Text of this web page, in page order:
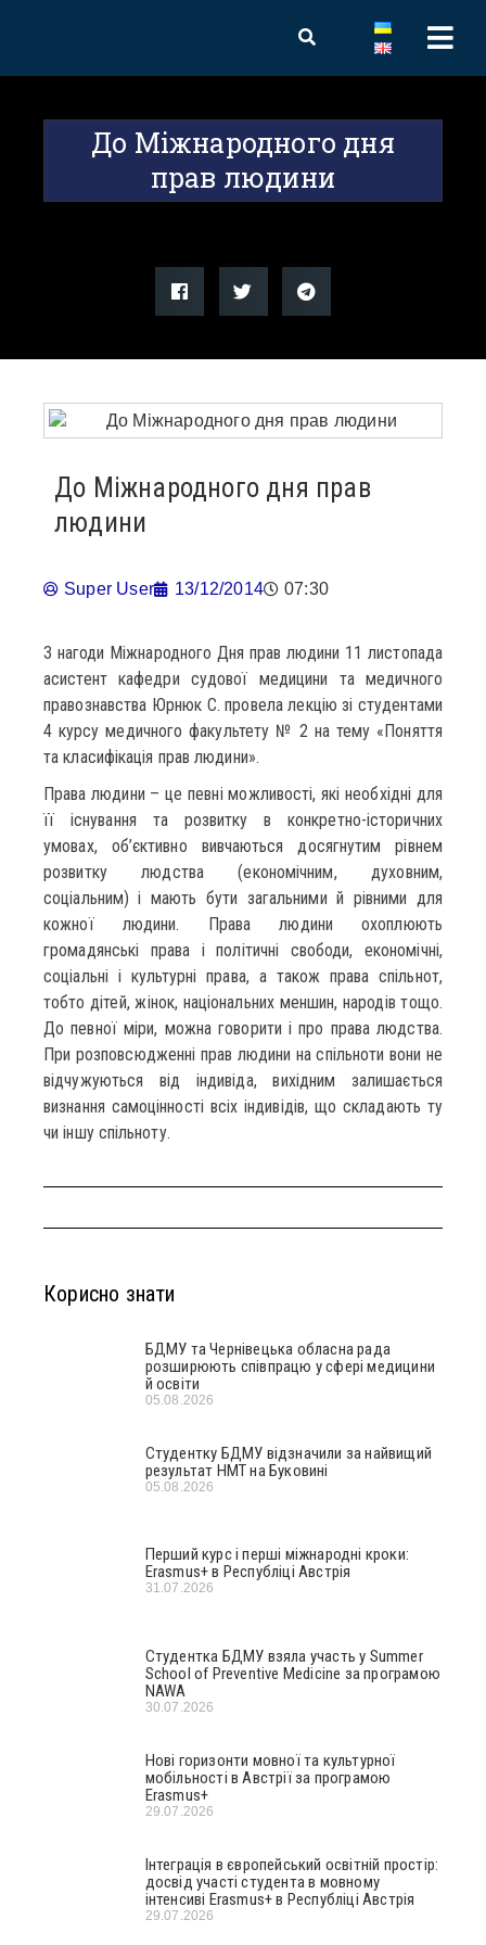
До Міжнародного дня
прав людини
До Міжнародного дня прав
людини
Super User 13/12/2014 07:30
З нагоди Міжнародного Дня прав людини 11 листопада
асистент кафедри судової медицини та медичного
правознавства Юрнюк С. провела лекцію зі студентами
4 курсу медичного факультету № 2 на тему «Поняття
та класифікація прав людини».
Права людини – це певні можливості, які необхідні для
її існування та розвитку в конкретно-історичних
умовах, об’єктивно вивчаються досягнутим рівнем
розвитку людства (економічним, духовним,
соціальним) і мають бути загальними й рівними для
кожної людини. Права людини охоплюють
громадянські права і політичні свободи, економічні,
соціальні і культурні права, а також права спільнот,
тобто дітей, жінок, національних меншин, народів тощо.
До певної міри, можна говорити і про права людства.
При розповсюдженні прав людини на спільноти вони не
відчужуються від індивіда, вихідним залишається
визнання самоцінності всіх індивідів, що складають ту
чи іншу спільноту.
Корисно знати
БДМУ та Чернівецька обласна рада
розширюють співпрацю у сфері медицини
й освіти
05.08.2026
Студентку БДМУ відзначили за найвищий
результат НМТ на Буковині
05.08.2026
Перший курс і перші міжнародні кроки:
Erasmus+ в Республіці Австрія
31.07.2026
Студентка БДМУ взяла участь у Summer
School of Preventive Medicine за програмою
NAWA
30.07.2026
Нові горизонти мовної та культурної
мобільності в Австрії за програмою
Erasmus+
29.07.2026
Інтеграція в європейський освітній простір:
досвід участі студента в мовному
інтенсиві Erasmus+ в Республіці Австрія
29.07.2026